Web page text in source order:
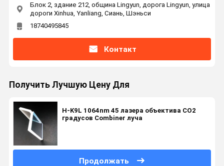
Блок 2, здание 212, община Lingyun, дорога Lingyun, улица
дороги Xinhua, Yanliang, Сиань, Шэньси
18740495845
Контакт
Получить Лучшую Цену Для
H-K9L 1064nm 45 лазера объектива СО2
градусов Combiner луча
Продолжать